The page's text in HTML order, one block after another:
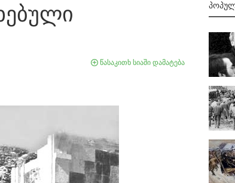
წასაკითხ სიაში დამატება